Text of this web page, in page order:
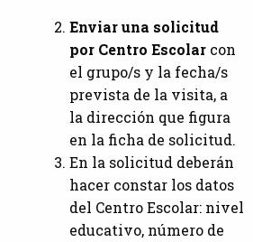
Enviar una solicitud
por Centro Escolar con
el grupo/s y la fecha/s
prevista de la visita, a
la dirección que figura
en la ficha de solicitud.
En la solicitud deberán
hacer constar los datos
del Centro Escolar: nivel
educativo, número de